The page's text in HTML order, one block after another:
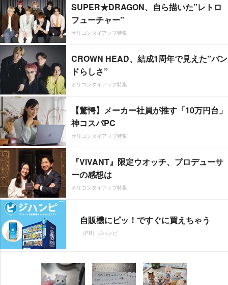
SUPER★DRAGON、自ら描いた”レトロ
フューチャー”
オリコンタイアップ特集
CROWN HEAD、結成1周年で見えた”バン
ドらしさ”
オリコンタイアップ特集
【驚愕】メーカー社員が推す「10万円台」
神コスパPC
オリコンタイアップ特集
『VIVANT』限定ウオッチ、プロデューサ
ーの感想は
オリコンタイアップ特集
自販機にピッ！ですぐに買えちゃう
（PR）ジハンピ